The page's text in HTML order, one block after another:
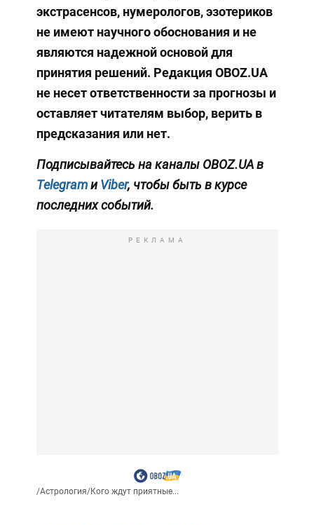
экстрасенсов, нумерологов, эзотериков
не имеют научного обоснования и не
являются надежной основой для
принятия решений. Редакция OBOZ.UA
не несет ответственности за прогнозы и
оставляет читателям выбор, верить в
предсказания или нет.
Подписывайтесь на каналы OBOZ.UA в
TelegramиViber, чтобы быть в курсе
последних событий.
РЕКЛАМА
/Астрология/Кого ждут приятные...